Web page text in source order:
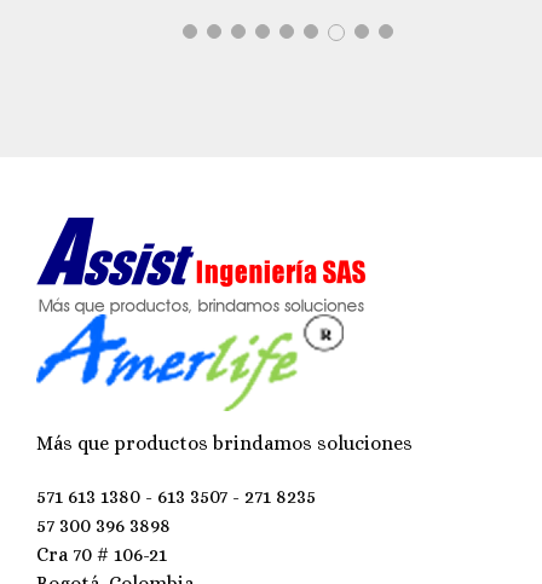
Más que productos brindamos soluciones
571 613 1380 - 613 3507 - 271 8235
57 300 396 3898
Cra 70 # 106-21